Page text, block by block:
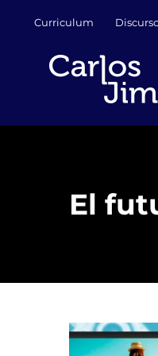
contenido
Curriculum
El